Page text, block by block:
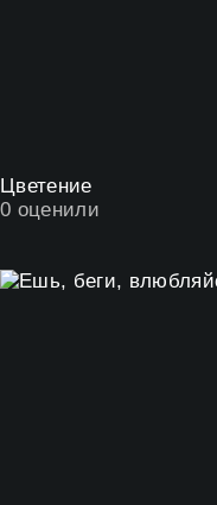
Цветение
0 оценили